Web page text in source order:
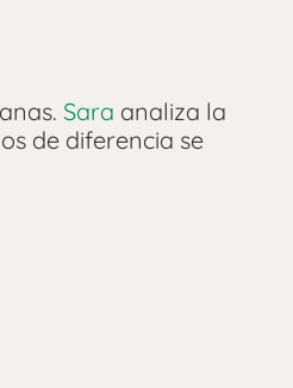
Sara analiza la
de diferencia se